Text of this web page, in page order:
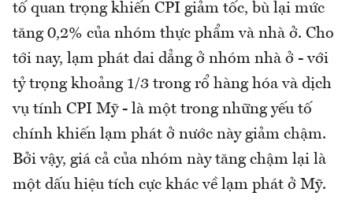
tố quan trọng khiến CPI giảm tốc, bù lại mức
tăng 0,2% của nhóm thực phẩm và nhà ở. Cho
tới nay, lạm phát dai dẳng ở nhóm nhà ở - với
tỷ trọng khoảng 1/3 trong rổ hàng hóa và dịch
vụ tính CPI Mỹ - là một trong những yếu tố
chính khiến lạm phát ở nước này giảm chậm.
Bởi vậy, giá cả của nhóm này tăng chậm lại là
một dấu hiệu tích cực khác về lạm phát ở Mỹ.